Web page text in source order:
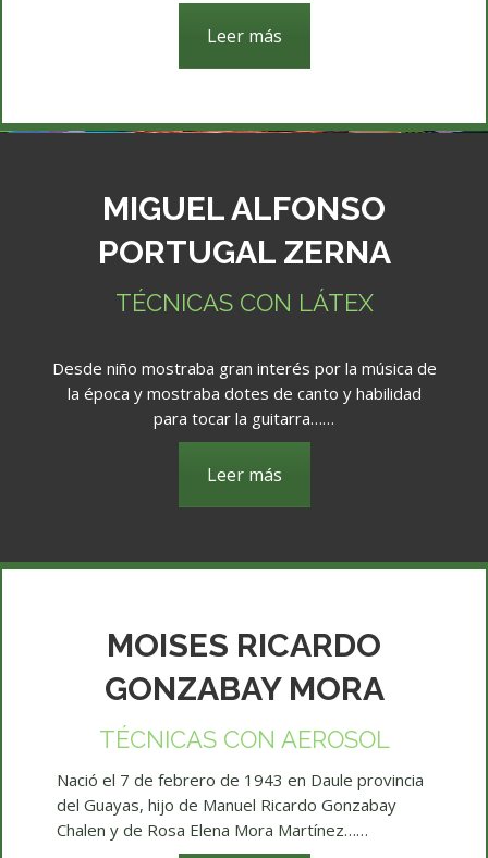
Leer más
MIGUEL ALFONSO
PORTUGAL ZERNA
TÉCNICAS CON LÁTEX
Desde niño mostraba gran interés por la música de
la época y mostraba dotes de canto y habilidad
para tocar la guitarra……
Leer más
MOISES RICARDO
GONZABAY MORA
TÉCNICAS CON AEROSOL
Nació el 7 de febrero de 1943 en Daule provincia
del Guayas, hijo de Manuel Ricardo Gonzabay
Chalen y de Rosa Elena Mora Martínez……